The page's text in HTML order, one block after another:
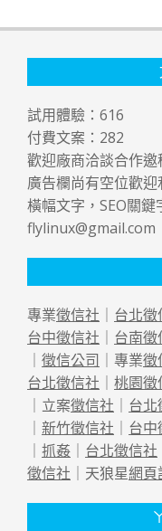
試用體驗： 616
付費文案： 282
歡迎廠商洽談合作邀
廣告欄尚有空位歡迎
橫幅文字，SEO關鍵
flylinux@gmail.com
專業徵信社 台北徵
台中徵信社
台南徵
徵信公司 ｜專業徵
台北徵信社
桃園徵
｜立案徵信社 台北
新竹徵信社 台中
抓姦 台北徵信社
徵信社 ｜天狼星網頁